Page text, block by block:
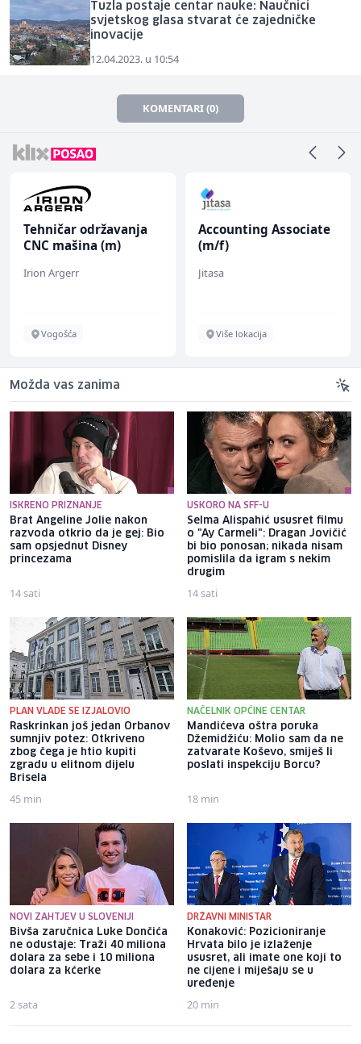
Tuzla postaje centar nauke: Naučnici
svjetskog glasa stvarat će zajedničke
inovacije
12.04.2023. u 10:54
KOMENTARI (0)
Tehničar održavanja
CNC mašina (m)
Irion Argerr
Vogošća
Accounting Associate
(m/f)
Jitasa
Više lokacija
Možda vas zanima
ISKRENO PRIZNANJE
Brat Angeline Jolie nakon
razvoda otkrio da je gej: Bio
sam opsjednut Disney
princezama
14 sati
USKORO NA SFF-U
Selma Alispahić ususret filmu
o "Ay Carmeli": Dragan Jovičić
bi bio ponosan; nikada nisam
pomislila da igram s nekim
drugim
14 sati
PLAN VLADE SE IZJALOVIO
Raskrinkan još jedan Orbanov
sumnjiv potez: Otkriveno
zbog čega je htio kupiti
zgradu u elitnom dijelu
Brisela
45 min
NAČELNIK OPĆINE CENTAR
Mandićeva oštra poruka
Džemidžiću: Molio sam da ne
zatvarate Koševo, smiješ li
poslati inspekciju Borcu?
18 min
NOVI ZAHTJEV U SLOVENIJI
Bivša zaručnica Luke Dončića
ne odustaje: Traži 40 miliona
dolara za sebe i 10 miliona
dolara za kćerke
2 sata
DRŽAVNI MINISTAR
Konaković: Pozicioniranje
Hrvata bilo je izlaženje
ususret, ali imate one koji to
ne cijene i miješaju se u
uređenje
20 min